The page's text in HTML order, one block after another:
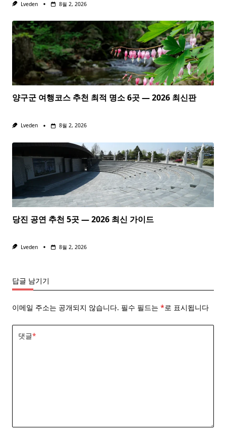
Lveden 8월 2, 2026
양구군 여행코스 추천 최적 명소 6곳 — 2026 최신판
Lveden 8월 2, 2026
당진 공연 추천 5곳 — 2026 최신 가이드
Lveden 8월 2, 2026
답글 남기기
이메일 주소는 공개되지 않습니다. 필수 필드는 *로 표시됩니다
댓글*